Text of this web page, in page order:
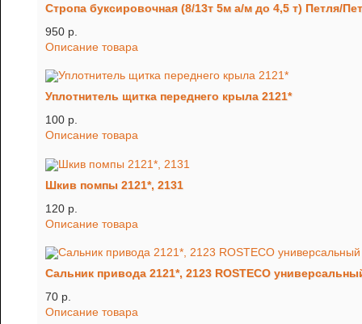
Стропа буксировочная (8/13т 5м а/м до 4,5 т) Петля/
950 p.
Описание товара
Уплотнитель щитка переднего крыла 2121*
100 p.
Описание товара
Шкив помпы 2121*, 2131
120 p.
Описание товара
Сальник привода 2121*, 2123 ROSTECO
70 p.
Описание товара